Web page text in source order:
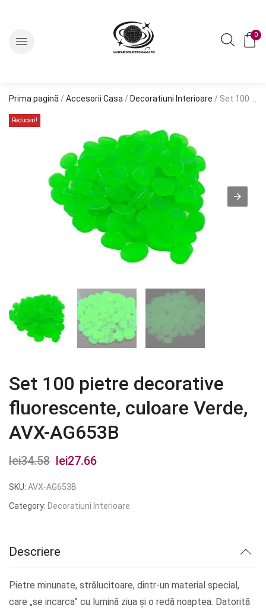
0
Prima pagină / Accesorii Casa / Decoratiuni Interioare / Set 100 pietre decorative fluorescente, culoare Verde, AVX-AG653B
Reduceri!
Set 100 pietre decorative
fluorescente, culoare Verde,
AVX-AG653B
lei34.58
Prețul
inițial
a
lei27.66
este:
SKU: AVX-AG653B
Category: Decoratiuni Interioare
Descriere
Pietre minunate, strălucitoare, dintr-un material special,
care „se incarca” cu lumină ziua și o redă noaptea. Datorită